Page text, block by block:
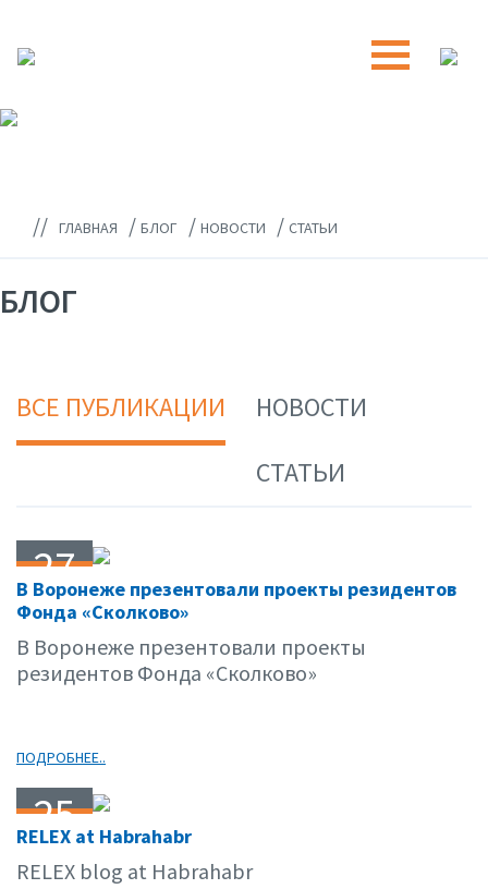
// ГЛАВНАЯ / БЛОГ / НОВОСТИ / СТАТЬИ
БЛОГ
ВСЕ ПУБЛИКАЦИИ
НОВОСТИ
СТАТЬИ
27
05.15
В Воронеже презентовали проекты резидентов
Фонда «Сколково»
В Воронеже презентовали проекты
резидентов Фонда «Сколково»
ПОДРОБНЕЕ..
25
05.15
RELEX at Habrahabr
RELEX blog at Habrahabr